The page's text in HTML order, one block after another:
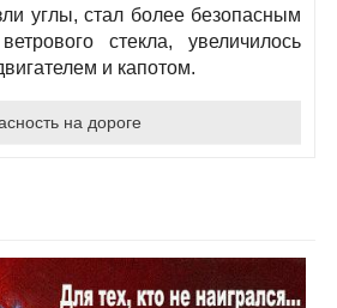
углы, стал более безопасным
стекла, увеличилось
и капотом.
на дороге